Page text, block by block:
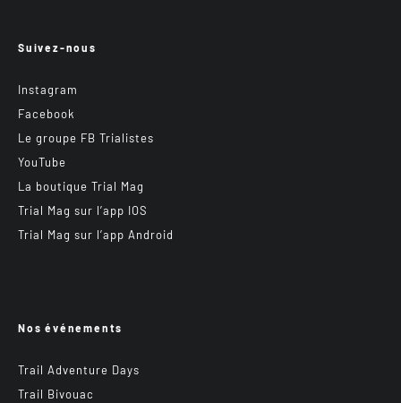
Suivez-nous
Instagram
Facebook
Le groupe FB Trialistes
YouTube
La boutique Trial Mag
Trial Mag sur l’app IOS
Trial Mag sur l’app Android
Nos événements
Trail Adventure Days
Trail Bivouac